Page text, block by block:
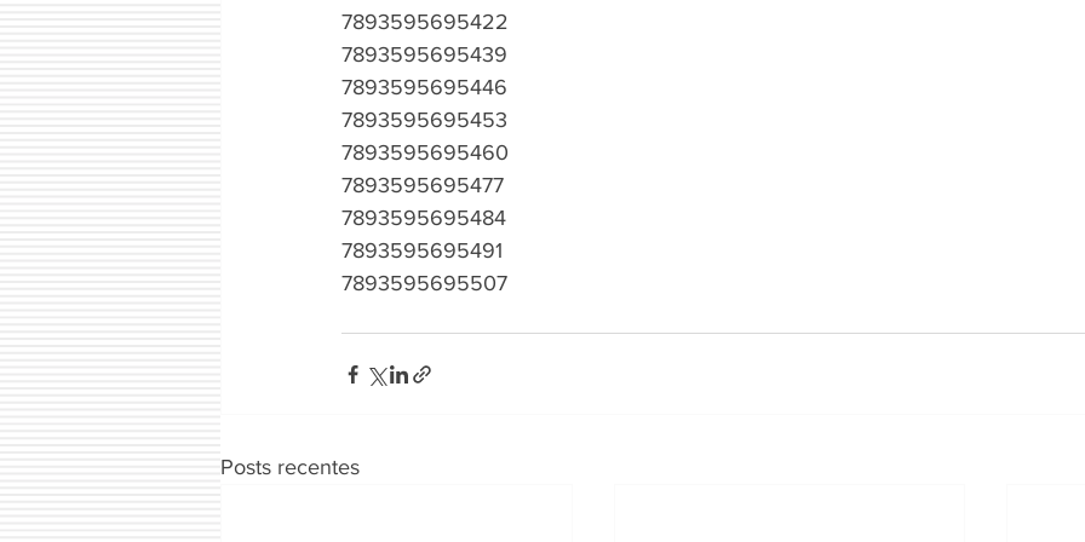
7893595695422
7893595695439
7893595695446
7893595695453
7893595695460
7893595695477
7893595695484
7893595695491
7893595695507
Posts recentes